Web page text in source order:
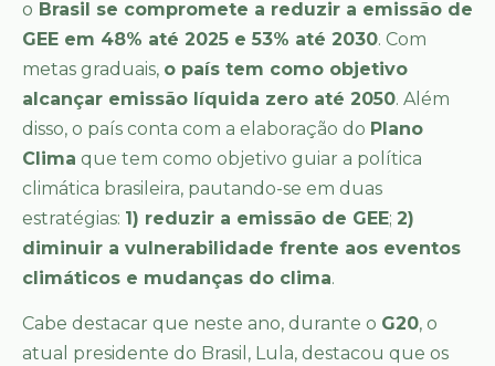
o Brasil se compromete a reduzir a emissão de
GEE em 48% até 2025 e 53% até 2030. Com
metas graduais, o país tem como objetivo
alcançar emissão líquida zero até 2050. Além
disso, o país conta com a elaboração do Plano
Clima que tem como objetivo guiar a política
climática brasileira, pautando-se em duas
estratégias: 1) reduzir a emissão de GEE; 2)
diminuir a vulnerabilidade frente aos eventos
climáticos e mudanças do clima.
Cabe destacar que neste ano, durante o G20, o
atual presidente do Brasil, Lula, destacou que os